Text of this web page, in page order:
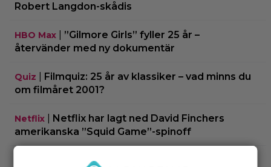
Robert Langdon-skådis
HBO Max
”Gilmore Girls” fyller 25 år –
återvänder med ny dokumentär
Quiz
Filmquiz: 25 år av klassiker – vad minns du
om filmåret 2001?
Netflix
Netflix har lagt ned David Finchers
amerikanska ”Squid Game”-spinoff
Kommande filmer|